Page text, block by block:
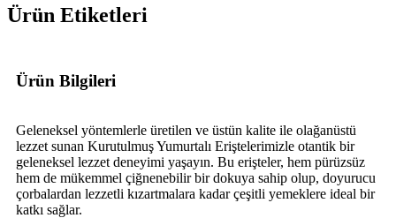
Ürün Etiketleri
Ürün Bilgileri
Geleneksel yöntemlerle üretilen ve üstün kalite ile olağanüstü
lezzet sunan Kurutulmuş Yumurtalı Eriştelerimizle otantik bir
geleneksel lezzet deneyimi yaşayın. Bu erişteler, hem pürüzsüz
hem de mükemmel çiğnenebilir bir dokuya sahip olup, doyurucu
çorbalardan lezzetli kızartmalara kadar çeşitli yemeklere ideal bir
katkı sağlar.